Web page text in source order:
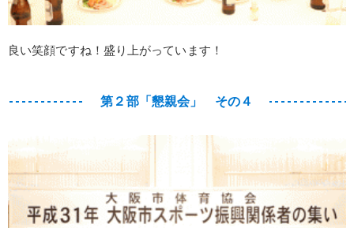
良い笑顔ですね！盛り上がっています！
第２部「懇親会」 その４